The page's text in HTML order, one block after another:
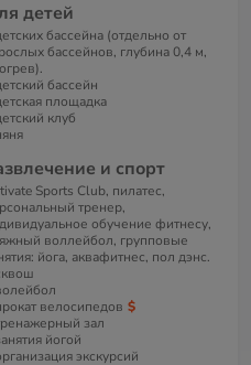
детей
бассейна (отдельно от
бассейнов, глубина 0,4 м,
бассейн
площадка
клуб
и спорт
Sports Club, пилатес,
тренер,
обучение фитнесу,
воллейбол, групповые
йога, аквафитнес, пол дэнс.
велосипедов
зал
йогой
экскурсий